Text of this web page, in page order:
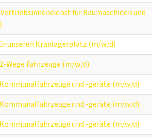
für Baumaschinen und
unseren Kranlagerplatz (m/w/d)
Wege Fahrzeuge (m/w/d)
und -geräte (m/w/d)
und -geräte (m/w/d)
und -geräte (m/w/d)